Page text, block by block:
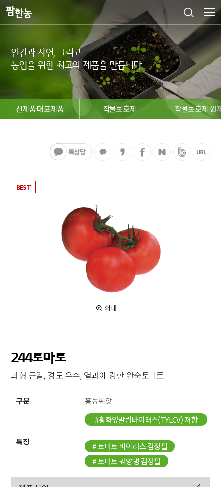
인간과 자연, 그리고
농업을 위한 최고의 제품을 만듭니다
신제품·대표제품 작물보호제 작물보호제 원
BEST
확대
244토마토
과형 균일, 경도 우수, 열과에 강한 완숙토마토
구분 흥농씨앗
특징
#황화잎말림바이러스(TYLCV) 저항
# 토마토 바이러스 검정필
# 토마토 궤양병 검정필